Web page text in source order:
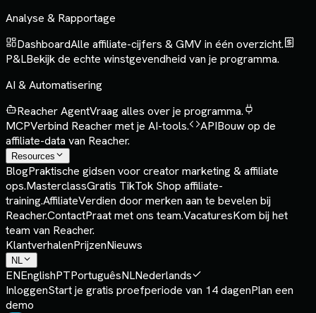
Analyse & Rapportage
DashboardAlle affiliate-cijfers & GMV in één overzicht.
P&LBekijk de echte winstgevendheid van je programma.
AI & Automatisering
Reacher AgentVraag alles over je programma.
MCPVerbind Reacher met je AI-tools. APIBouw op de
affiliate-data van Reacher.
Resources
BlogPraktische gidsen voor creator marketing & affiliate
ops.MasterclassGratis TikTok Shop affiliate-
training.AffiliateVerdien door merken aan te bevelen bij
Reacher.ContactPraat met ons team.VacaturesKom bij het
team van Reacher.
KlantverhalenPrijzenNieuws
NL
ENEnglishPTPortuguêsNLNederlands
InloggenStart je gratis proefperiode van 14 dagenPlan een
demo